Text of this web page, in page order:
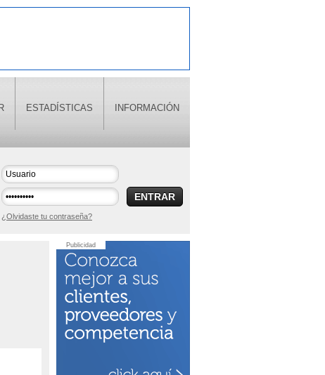
ESTADÍSTICAS INFORMACIÓN
ENTRAR
¿Olvidaste tu contraseña?
Publicidad